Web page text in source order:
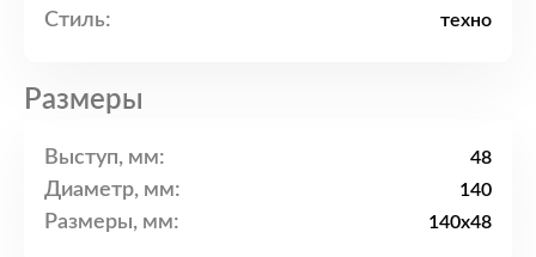
Стиль: техно
Размеры
Выступ, мм: 48
Диаметр, мм: 140
Размеры, мм: 140x48